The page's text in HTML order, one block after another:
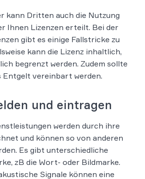
kann Dritten auch die Nutzung
Ihnen Lizenzen erteilt. Bei der
gibt es einige Fallstricke zu
kann die Lizenz inhaltlich,
begrenzt werden. Zudem sollte
Entgelt vereinbart werden.
und eintragen
werden durch ihre
und können so von anderen
Es gibt unterschiedliche
zB die Wort- oder Bildmarke.
Signale können eine